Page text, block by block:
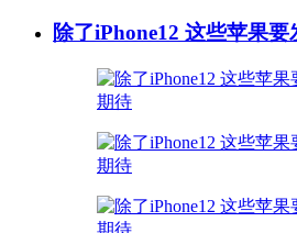
除了iPhone12 这些苹果